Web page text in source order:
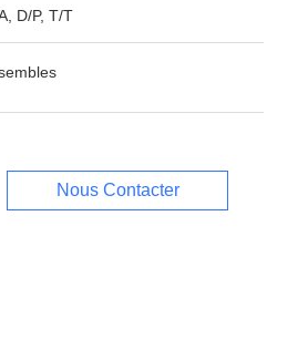
D/P, T/T
Nous Contacter